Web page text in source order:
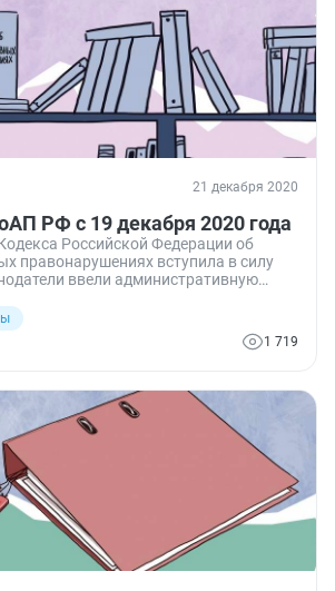
21 декабря 2020
РФ с 19 декабря 2020 года
Российской Федерации об
правонарушениях вступила в силу
ввели административную
целостность РФ. Определены особые
к административной
1 719